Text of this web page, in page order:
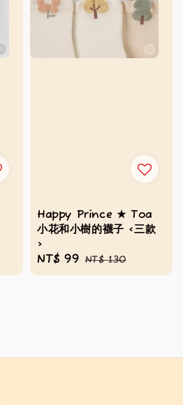
Happy Prince ★ Toa
小花和小樹的襪子 <三款
>
Sale
price
NT$ 99 Regular
price
NT$ 130